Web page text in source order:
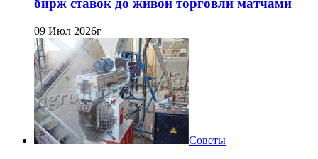
бирж ставок до живой торговли матчами
09 Июл 2026г
Советы